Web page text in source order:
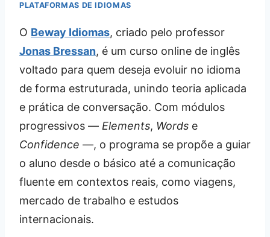
PLATAFORMAS DE IDIOMAS
O Beway Idiomas, criado pelo professor
Jonas Bressan, é um curso online de inglês
voltado para quem deseja evoluir no idioma
de forma estruturada, unindo teoria aplicada
e prática de conversação. Com módulos
progressivos — Elements, Words e
Confidence —, o programa se propõe a guiar
o aluno desde o básico até a comunicação
fluente em contextos reais, como viagens,
mercado de trabalho e estudos
internacionais.